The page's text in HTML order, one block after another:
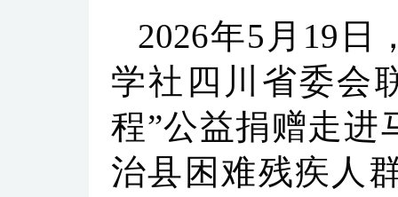
2026年5月19日
学社四川省委会
程”公益捐赠走进
治县困难残疾人